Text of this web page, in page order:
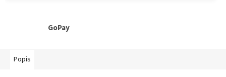
GoPay
Popis